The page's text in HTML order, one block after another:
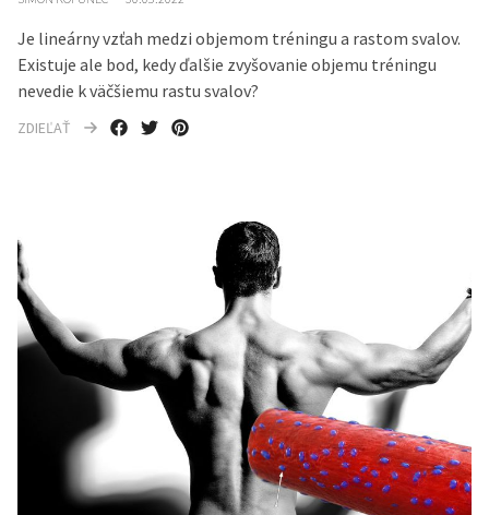
Je lineárny vzťah medzi objemom tréningu a rastom svalov.
Existuje ale bod, kedy ďalšie zvyšovanie objemu tréningu
nevedie k väčšiemu rastu svalov?
ZDIEĽAŤ